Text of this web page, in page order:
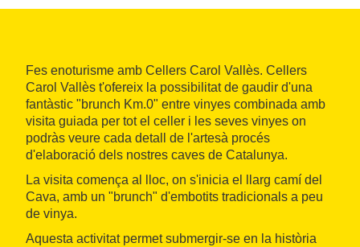
Fes enoturisme amb Cellers Carol Vallès. Cellers
Carol Vallès t'ofereix la possibilitat de gaudir d'una
fantàstic "brunch Km.0" entre vinyes combinada amb
visita guiada per tot el celler i les seves vinyes on
podràs veure cada detall de l'artesà procés
d'elaboració dels nostres caves de Catalunya.
La visita comença al lloc, on s'inicia el llarg camí del
Cava, amb un "brunch" d'embotits tradicionals a peu
de vinya.
Aquesta activitat permet submergir-se en la història